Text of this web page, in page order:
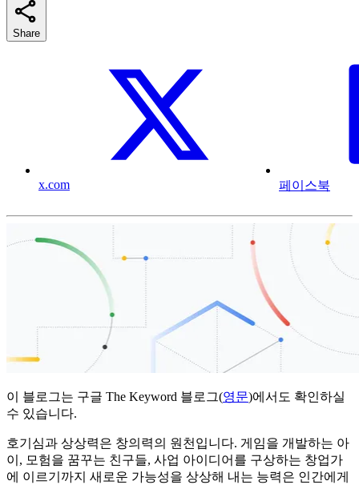
Share
x.com 페이스북
이 블로그는 구글 The Keyword 블로그(영문)에서도 확인하실
수 있습니다.
호기심과 상상력은 창의력의 원천입니다. 게임을 개발하는 아
이, 모험을 꿈꾸는 친구들, 사업 아이디어를 구상하는 창업가
에 이르기까지 새로운 가능성을 상상해 내는 능력은 인간에게